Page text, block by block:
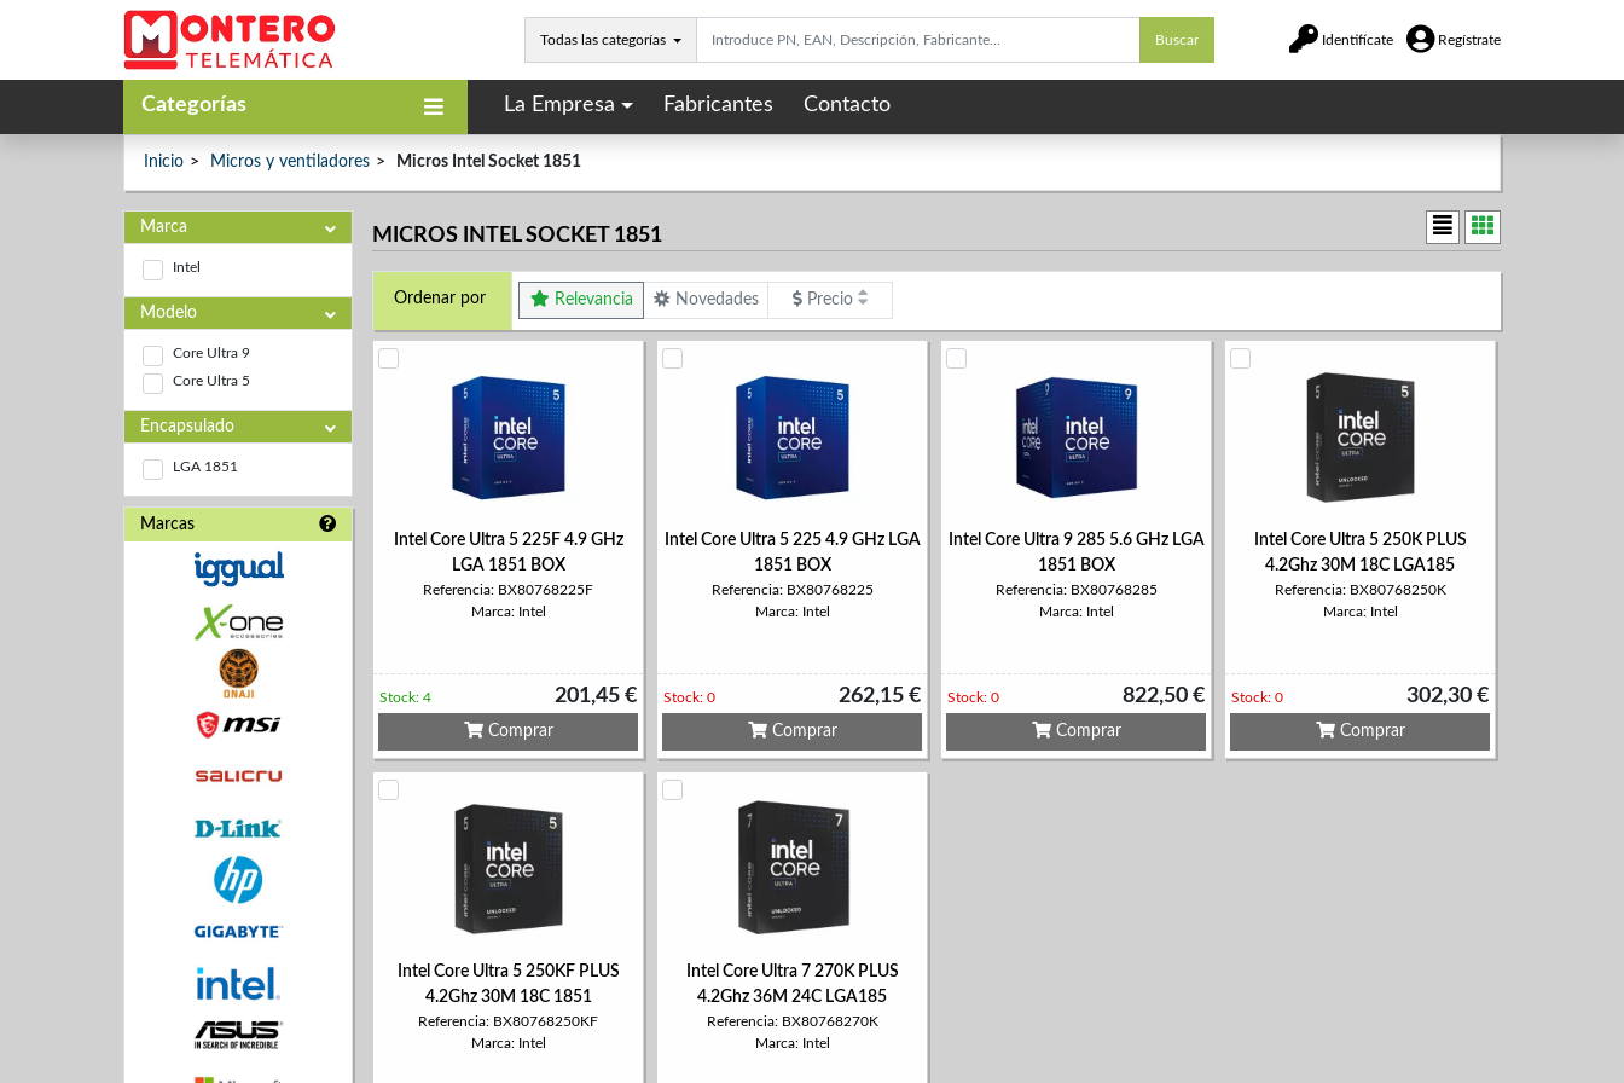
Todas las categorías Buscar Identifícate Regístrate
Categorías La Empresa Fabricantes Contacto
Inicio Micros y ventiladores Micros Intel Socket 1851
Marca
Intel
Modelo
Core Ultra 9
Core Ultra 5
Encapsulado
LGA 1851
Marcas
MICROS INTEL SOCKET 1851
Ordenar por Relevancia Novedades Precio
Intel Core Ultra 5 225F 4.9 GHz
LGA 1851 BOX
Referencia: BX80768225F
Marca: Intel
201,45 €
Stock: 4
Comprar
Intel Core Ultra 5 225 4.9 GHz LGA
1851 BOX
Referencia: BX80768225
Marca: Intel
262,15 €
Stock: 0
Comprar
Intel Core Ultra 9 285 5.6 GHz LGA
1851 BOX
Referencia: BX80768285
Marca: Intel
822,50 €
Stock: 0
Comprar
Intel Core Ultra 5 250K PLUS
4.2Ghz 30M 18C LGA185
Referencia: BX80768250K
Marca: Intel
302,30 €
Stock: 0
Comprar
Intel Core Ultra 5 250KF PLUS
4.2Ghz 30M 18C 1851
Referencia: BX80768250KF
Marca: Intel
Intel Core Ultra 7 270K PLUS
4.2Ghz 36M 24C LGA185
Referencia: BX80768270K
Marca: Intel